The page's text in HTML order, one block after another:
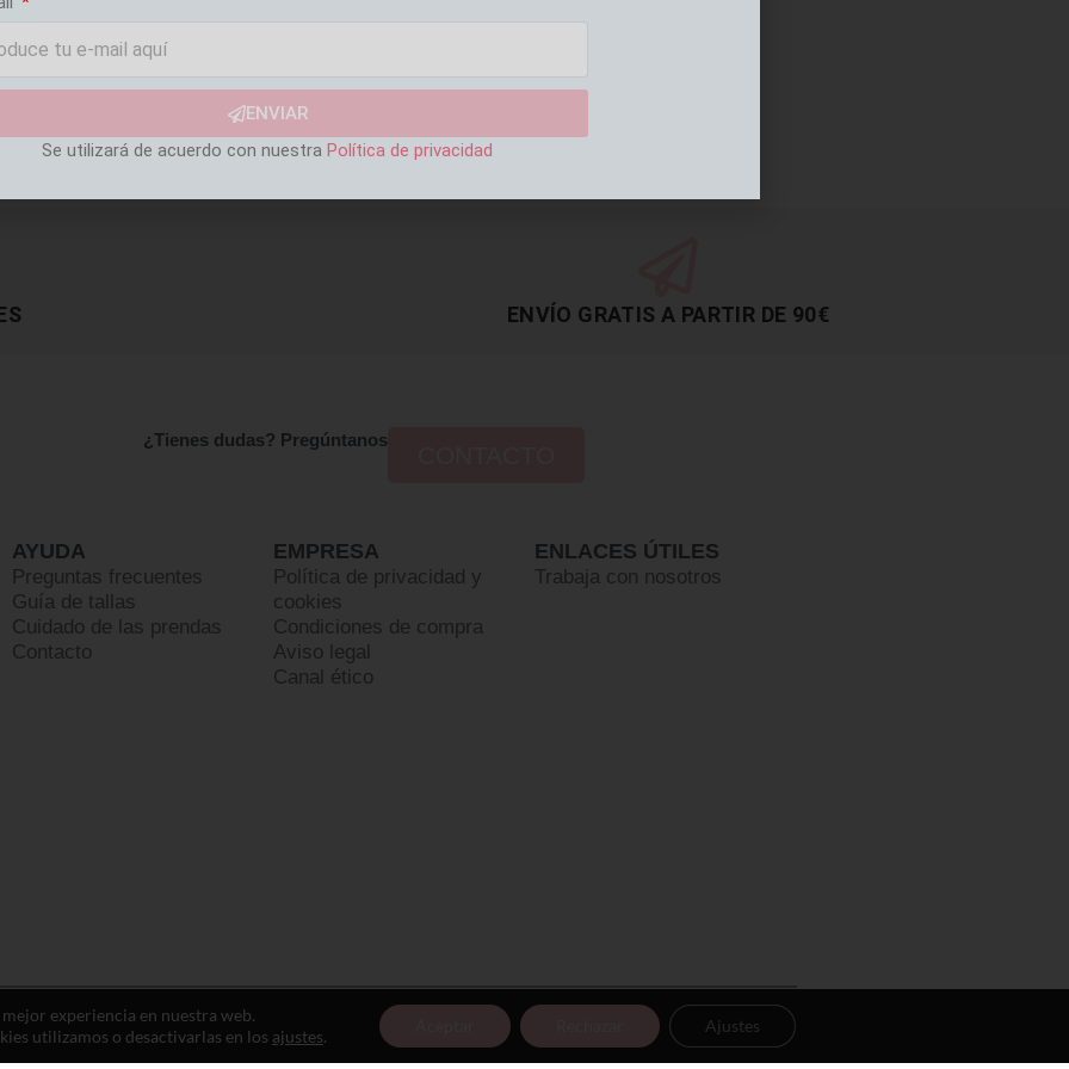
ENVÍO GRATIS A PARTIR DE 90€
¿Tienes dudas? Pregúntanos
AYUDA
Preguntas frecuentes
Guía de tallas
Cuidado de las prendas
Contacto
EMPRESA
Política de privacidad y
cookies
Condiciones de compra
Aviso legal
Canal ético
ENLACES ÚTILES
Trabaja con nosotros
experiencia en nuestra web.
utilizamos o desactivarlas en los ajustes.
Ajustes
ENVIAR
Se utilizará de acuerdo con nuestra Política de privacidad